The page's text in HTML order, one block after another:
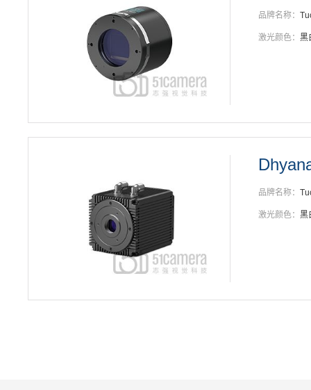
品牌名称：
激光颜色： 黑
品牌名称：
激光颜色： 黑